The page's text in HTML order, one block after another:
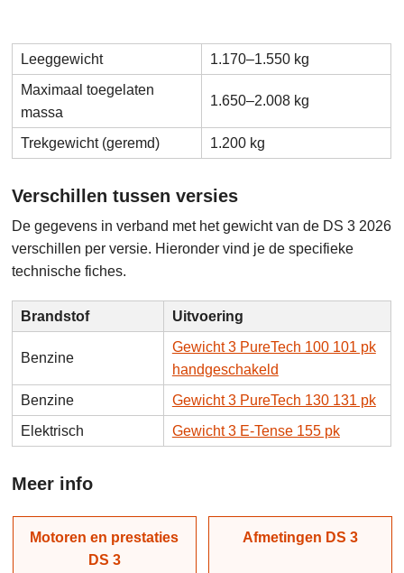
Leeggewicht
1.170–1.550 kg
Maximaal toegelaten
massa
1.650–2.008 kg
Trekgewicht (geremd) 1.200 kg
Verschillen tussen versies
De gegevens in verband met het gewicht van de DS 3 2026
verschillen per versie. Hieronder vind je de specifieke
technische fiches.
Brandstof Uitvoering
Benzine
Gewicht 3 PureTech 100 101 pk
handgeschakeld
Benzine
Gewicht 3 PureTech 130 131 pk
Elektrisch
Gewicht 3 E-Tense 155 pk
Meer info
Motoren en prestaties
DS 3
Afmetingen DS 3